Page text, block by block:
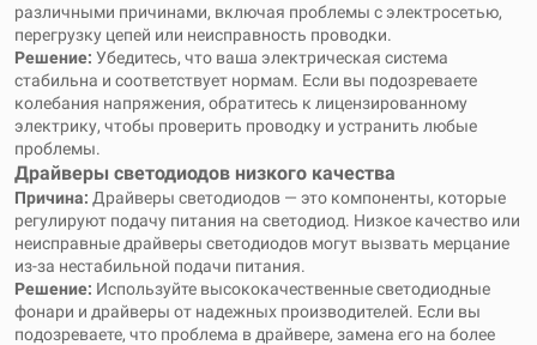
различными причинами, включая проблемы с электросетью,
перегрузку цепей или неисправность проводки.
Решение: Убедитесь, что ваша электрическая система
стабильна и соответствует нормам. Если вы подозреваете
колебания напряжения, обратитесь к лицензированному
электрику, чтобы проверить проводку и устранить любые
проблемы.
Драйверы светодиодов низкого качества
Причина: Драйверы светодиодов — это компоненты, которые
регулируют подачу питания на светодиод. Низкое качество или
неисправные драйверы светодиодов могут вызвать мерцание
из-за нестабильной подачи питания.
Решение: Используйте высококачественные светодиодные
фонари и драйверы от надежных производителей. Если вы
подозреваете, что проблема в драйвере, замена его на более